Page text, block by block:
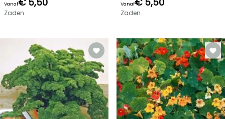
Vanaf
Zaden
Vanaf
Zaden